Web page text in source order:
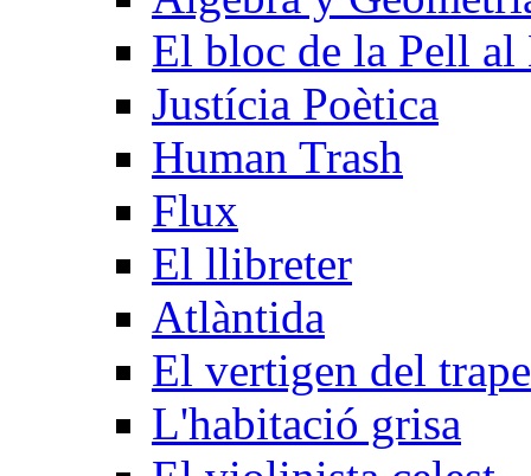
El bloc de la Pell
Justícia Poètica
Human Trash
Flux
El llibreter
Atlàntida
El vertigen del
L'habitació grisa